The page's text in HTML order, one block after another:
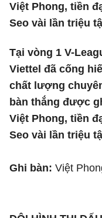
Việt Phong, tiền
Seo vài lần triệu
Tại vòng 1 V-
Viettel đã cống
chất lượng
bàn thắng được
Việt Phong, tiền
Seo vài lần triệu
Ghi bàn: Việt